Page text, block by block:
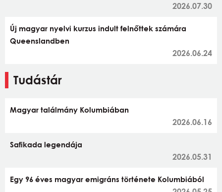
2026.07.30
Új magyar nyelvi kurzus indult felnőttek számára
Queenslandben
2026.06.24
Tudástár
Magyar találmány Kolumbiában
2026.06.16
Safikada legendája
2026.05.31
Egy 96 éves magyar emigráns története Kolumbiából